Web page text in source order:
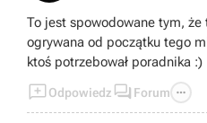
To jest spowodowane tym, że trzecia część heroesow jest
ogrywana od początku tego
ktoś potrzebował poradnika :)
Odpowiedz  Forum 